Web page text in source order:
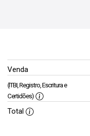
Venda
(ITBI, Registro, Escritura e
Certidões)
Total